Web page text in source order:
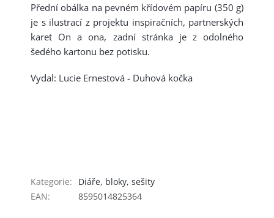
Přední obálka na pevném křídovém papíru (350 g)
je s ilustrací z projektu inspiračních, partnerských
karet On a ona, zadní stránka je z odolného
šedého kartonu bez potisku.
Vydal: Lucie Ernestová - Duhová kočka
Kategorie:
Diáře, bloky, sešity
EAN: 8595014825364